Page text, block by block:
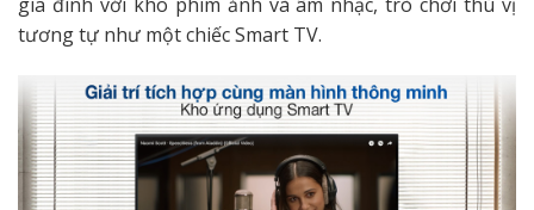
tương tự như một chiếc Smart TV.